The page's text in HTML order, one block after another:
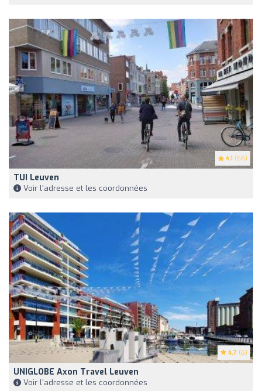
4.1 (66)
TUI Leuven
Voir l'adresse et les coordonnées
4.7 (6)
UNIGLOBE Axon Travel Leuven
Voir l'adresse et les coordonnées